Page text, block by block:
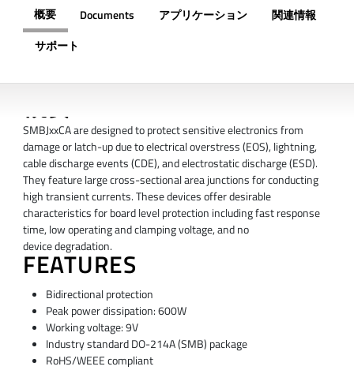
概要 Documents アプリケーション
関連情報
サポート
SMBJxxCA are designed to protect sensitive electronics from
damage or latch-up due to electrical overstress (EOS), lightning,
cable discharge events (CDE), and electrostatic discharge (ESD).
They feature large cross-sectional area junctions for conducting
high transient currents. These devices offer desirable
characteristics for board level protection including fast response
time, low operating and clamping voltage, and no
device degradation.
FEATURES
Bidirectional protection
Peak power dissipation: 600W
Working voltage: 9V
Industry standard DO-214A (SMB) package
RoHS/WEEE compliant